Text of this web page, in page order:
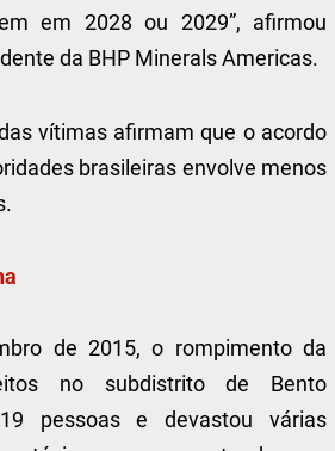
em 2028 ou 2029”, afirmou
da BHP Minerals Americas.
vítimas afirmam que o acordo
brasileiras envolve menos
de 2015, o rompimento da
no subdistrito de Bento
pessoas e devastou várias